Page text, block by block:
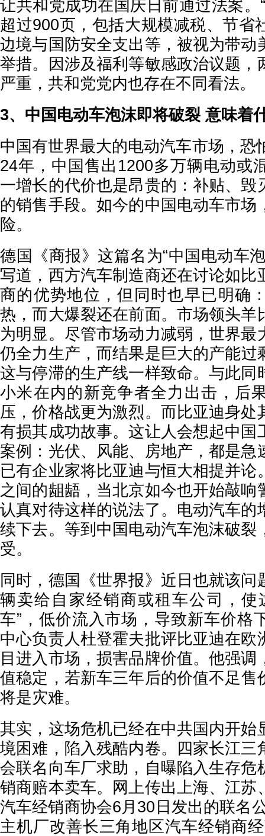
让共和党成功在国庆日前通过法案。
超过900页，包括大规模减税、节省
边境与国防安全支出等，被视为带动
举措。因涉及福利等敏感政治议题，
严重，共和党党内也存在不同看法。
3、中国电动车泡沫即将破裂 意味着
中国有世界最大的电动汽车市场，恐
24年，中国售出1200多万辆电动或
一增长的代价也是昂贵的：补贴、毁
的销售手段。如今的中国电动车市场
险。
德国《商报》这篇名为“中国电动车
写道，西方汽车制造商还在讨论如比
商的优势地位，但同时也早已明确
热，而大爆裂还在前面。市场领头羊
为明显。尽管市场动力减弱，世界最
仍全力生产，而结果是巨大的产能
这与停滞的生产线一样致命。与此同
小米在内的新竞争者全力出击，后
压，价格战更为激烈。而比亚迪身处
有损其成功故事。这让人会想起中国
案例：光伏、风能、房地产，都是急
已有企业家将比亚迪与恒大相提并论
之间的龃龉，当北京如今也开始敲响
认真对待这样的说法了。电动汽车的
续下去。等到中国电动汽车泡沫破裂
受。
同时，德国《世界报》近日也就该问
辆卖给自家经销商或租车公司，使
车”，低价流入市场，导致新车价格
中心负责人杜登霍夫批评比亚迪在欧
目进入市场，损害品牌价值。他强调
值稳定，若新车三年后的价值不足售
将是灾难。
其实，这场危机已经在中共国内开始
境困难，陷入残酷内卷。四家长江三
会联名向车厂求助，自曝陷入生存危
销商赔本卖车。网上传出上海、江苏
汽车经销商协会6月30日发出的联名
主机厂改善长三角地区汽车经销商